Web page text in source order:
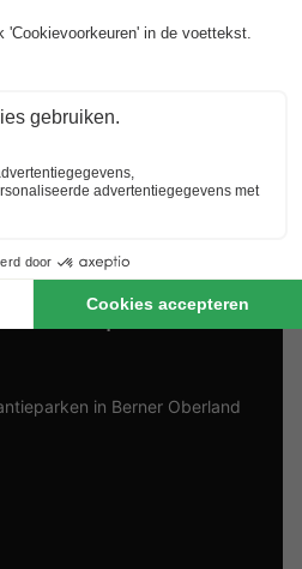
vakantiehuisje in Berner
aan type
bungalow aan het water of een
vakantiepark. Waar je
in Berner Oberland en
zit je altijd goed!
vakantieparken in
in Berner Oberland